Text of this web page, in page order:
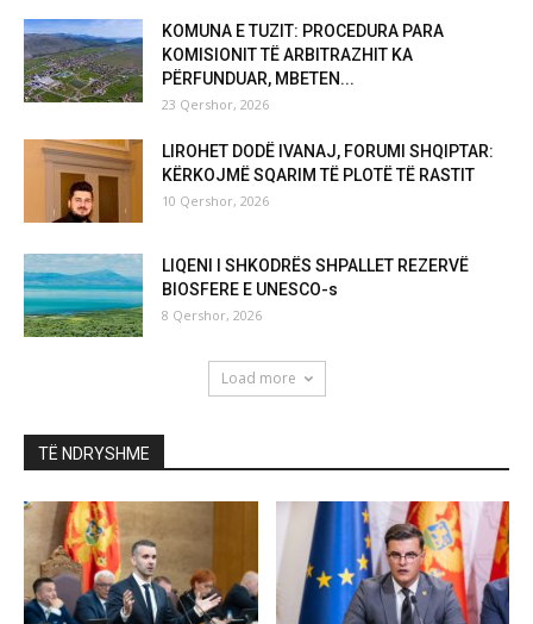
KOMUNA E TUZIT: PROCEDURA PARA
KOMISIONIT TË ARBITRAZHIT KA
PËRFUNDUAR, MBETEN...
23 Qershor, 2026
LIROHET DODË IVANAJ, FORUMI SHQIPTAR:
KËRKOJMË SQARIM TË PLOTË TË RASTIT
10 Qershor, 2026
LIQENI I SHKODRËS SHPALLET REZERVË
BIOSFERE E UNESCO-s
8 Qershor, 2026
Load more
TË NDRYSHME